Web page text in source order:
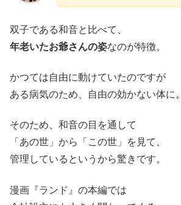
双子である和音と比べて、
年老いたお爺さんの姿なのが特徴。
かつては自由に動けていたのですが
ある病気のため、自由の効かない体に。
そのため、和音の目を通して
「あの世」から「この世」を見て、
管理しているというから驚きです。
漫画『ランド』の本編では